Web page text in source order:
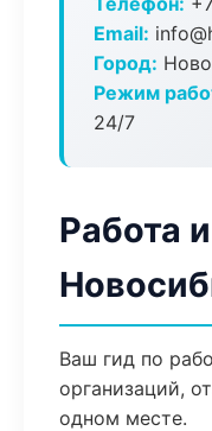
Email:
Город:
Режим
24/7
Работа
Ваш гид по
организаций,
одном месте.